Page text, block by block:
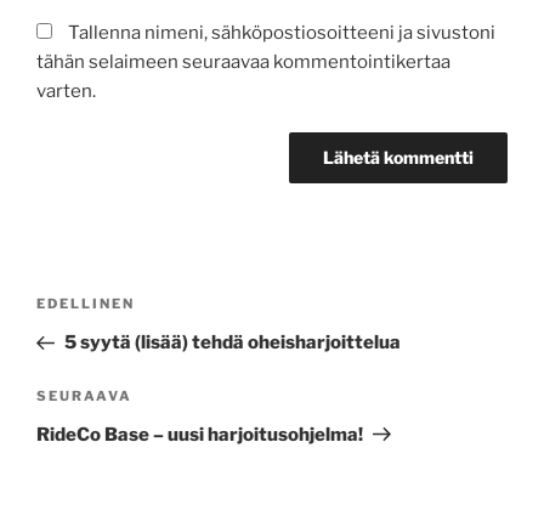
Tallenna nimeni, sähköpostiosoitteeni ja sivustoni
tähän selaimeen seuraavaa kommentointikertaa
varten.
Edellinen
artikkeli
EDELLINEN
5 syytä (lisää) tehdä oheisharjoittelua
Seuraava
artikkeli
SEURAAVA
RideCo Base – uusi harjoitusohjelma!